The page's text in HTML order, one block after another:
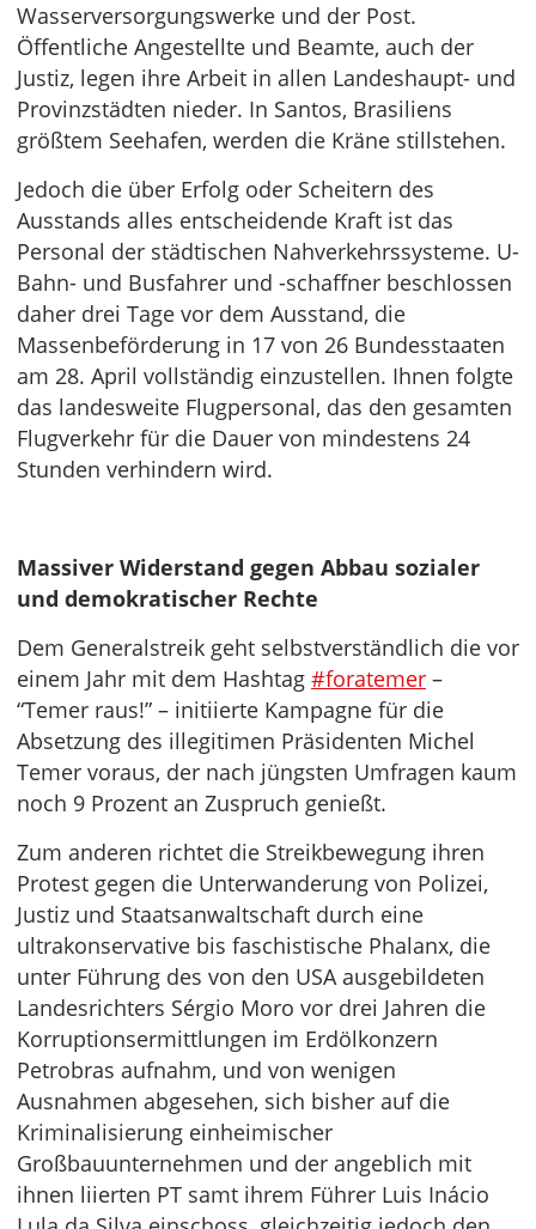
Wasserversorgungswerke und der Post.
Öffentliche Angestellte und Beamte, auch der
Justiz, legen ihre Arbeit in allen Landeshaupt- und
Provinzstädten nieder. In Santos, Brasiliens
größtem Seehafen, werden die Kräne stillstehen.
Jedoch die über Erfolg oder Scheitern des
Ausstands alles entscheidende Kraft ist das
Personal der städtischen Nahverkehrssysteme. U-
Bahn- und Busfahrer und -schaffner beschlossen
daher drei Tage vor dem Ausstand, die
Massenbeförderung in 17 von 26 Bundesstaaten
am 28. April vollständig einzustellen. Ihnen folgte
das landesweite Flugpersonal, das den gesamten
Flugverkehr für die Dauer von mindestens 24
Stunden verhindern wird.
Massiver Widerstand gegen Abbau sozialer
und demokratischer Rechte
Dem Generalstreik geht selbstverständlich die vor
einem Jahr mit dem Hashtag #foratemer –
“Temer raus!” – initiierte Kampagne für die
Absetzung des illegitimen Präsidenten Michel
Temer voraus, der nach jüngsten Umfragen kaum
noch 9 Prozent an Zuspruch genießt.
Zum anderen richtet die Streikbewegung ihren
Protest gegen die Unterwanderung von Polizei,
Justiz und Staatsanwaltschaft durch eine
ultrakonservative bis faschistische Phalanx, die
unter Führung des von den USA ausgebildeten
Landesrichters Sérgio Moro vor drei Jahren die
Korruptionsermittlungen im Erdölkonzern
Petrobras aufnahm, und von wenigen
Ausnahmen abgesehen, sich bisher auf die
Kriminalisierung einheimischer
Großbauunternehmen und der angeblich mit
ihnen liierten PT samt ihrem Führer Luis Inácio